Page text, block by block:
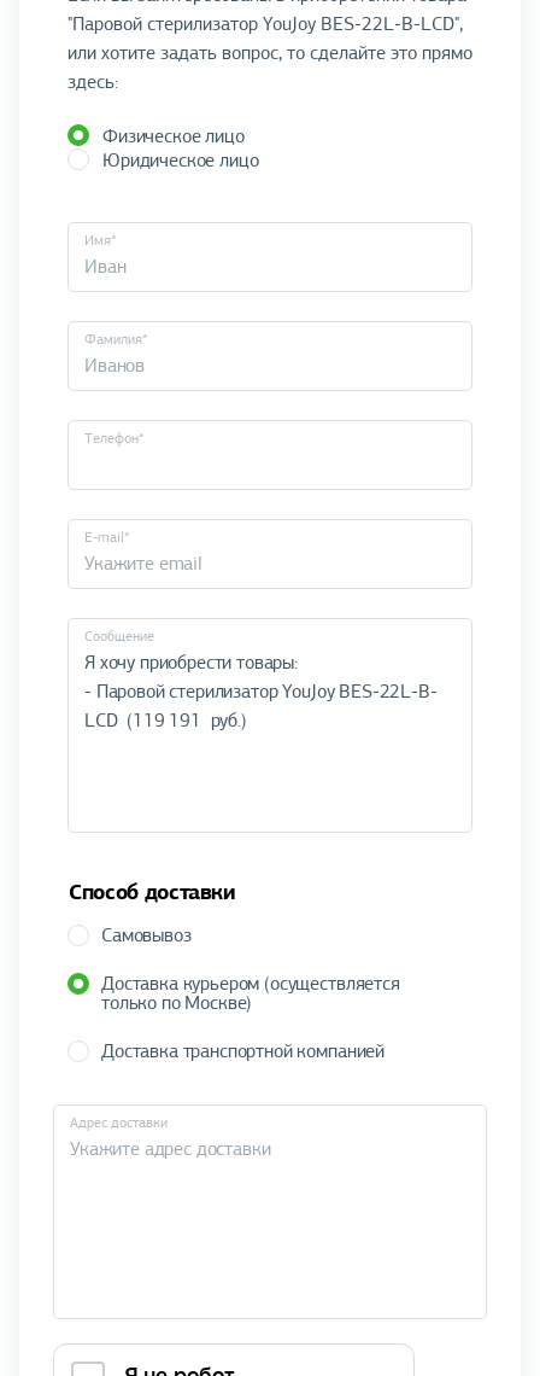
"Паровой стерилизатор YouJoy BES-22L-B-LCD",
или хотите задать вопрос, то сделайте это прямо
здесь:
Физическое лицо
Юридическое лицо
Имя*
Фамилия*
Телефон*
E-mail*
Cообщение
Способ доставки
Самовывоз
Доставка курьером (осуществляется
только по Москве)
Доставка транспортной компанией
Адрес доставки